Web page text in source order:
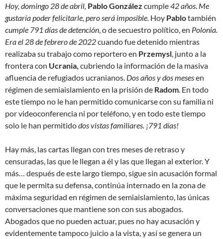
Hoy, domingo 28 de abril, Pablo González cumple42 años Me
gustaría poder felicitarle, pero será imposible. Hoy Pablotambién
cumple 791 días de detención , o de secuestro político, en Polonia.
Era el 28 de febrero de 2022cuando fue detenido mientras
realizaba su trabajo como reportero en Przemysl , junto a la
frontera con Ucrania, cubriendo la información de la masiva
afluencia de refugiados ucranianos. Dos años y dos mesesen
régimen de semiaislamiento en la prisión de Radom . En todo
este tiempo no le han permitido comunicarse con su familia ni
por videoconferencia ni por teléfono, y en todo este tiempo
solo le han permitidodos vistas familiares. ¡791 días!
Hay más, las cartas llegan con tres meses de retraso y
censuradas, las que le llegan a él y las que llegan al exterior. Y
más… después de este largo tiempo, sigue sin acusación formal
que le permita su defensa, continúa internado en la zona de
máxima seguridad en régimen de semiaislamiento, las únicas
conversaciones que mantiene son con sus abogados.
Abogados que no pueden actuar, pues no hay acusación y
evidentemente tampoco juicio a la vista, y así se genera un